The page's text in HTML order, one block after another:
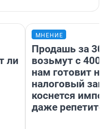
ли
МНЕНИЕ
Продашь за
возьмут с
нам готовит
налоговый
коснется
даже